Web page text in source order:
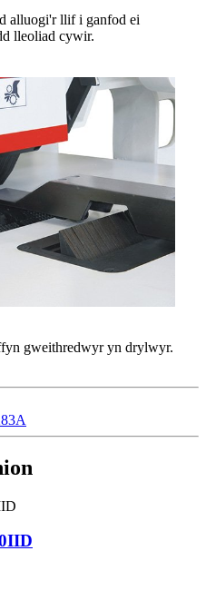
alluogi'r llif i ganfod ei
lleoliad cywir.
gweithredwyr yn drylwyr.